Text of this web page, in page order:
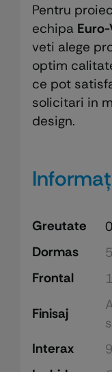
Pentru
echipa
veti alege
optim
ce pot
solicitari in
design.
Greutate
Dormas
Frontal
Finisaj
Interax